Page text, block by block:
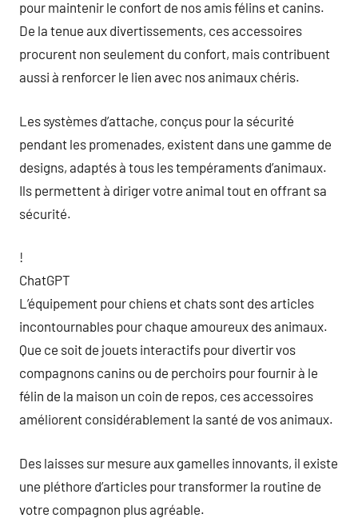
pour maintenir le confort de nos amis félins et canins.
De la tenue aux divertissements, ces accessoires
procurent non seulement du confort, mais contribuent
aussi à renforcer le lien avec nos animaux chéris.
Les systèmes d’attache, conçus pour la sécurité
pendant les promenades, existent dans une gamme de
designs, adaptés à tous les tempéraments d’animaux.
Ils permettent à diriger votre animal tout en offrant sa
sécurité.
!
ChatGPT
L’équipement pour chiens et chats sont des articles
incontournables pour chaque amoureux des animaux.
Que ce soit de jouets interactifs pour divertir vos
compagnons canins ou de perchoirs pour fournir à le
félin de la maison un coin de repos, ces accessoires
améliorent considérablement la santé de vos animaux.
Des laisses sur mesure aux gamelles innovants, il existe
une pléthore d’articles pour transformer la routine de
votre compagnon plus agréable.